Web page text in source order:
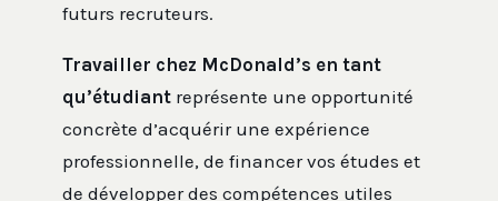
futurs recruteurs.
Travailler chez McDonald’s en tant
qu’étudiant représente une opportunité
concrète d’acquérir une expérience
professionnelle, de financer vos études et
de développer des compétences utiles